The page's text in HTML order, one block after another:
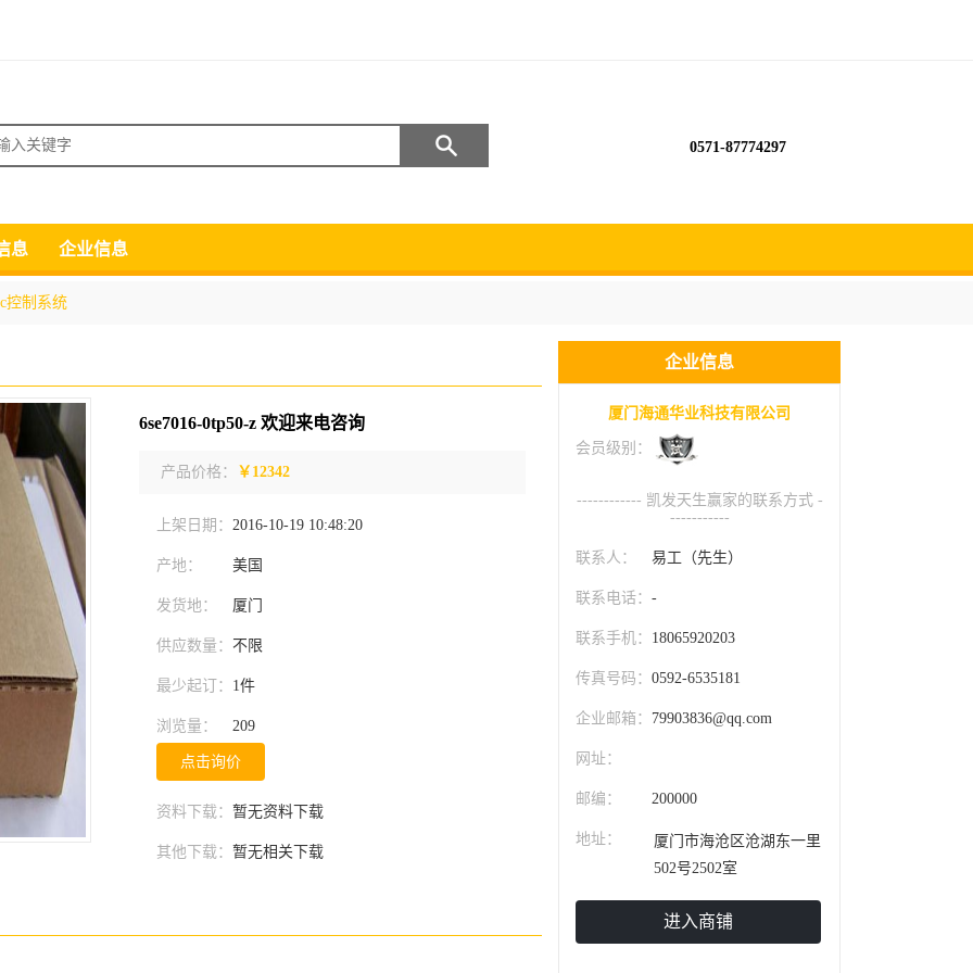
索 0571-87774297
息 企业信息
控制系统
6se7016-0tp50-z 欢迎来电咨询
产品价格： ￥12342
上架日期： 2016-10-19 10:48:20
产地： 美国
发货地： 厦门
供应数量： 不限
最少起订： 1件
浏览量： 209
点击询价
资料下载： 暂无资料下载
其他下载： 暂无相关下载
企业信息
厦门海通华业科技有限公司
会员级别：
------------ 凯发天生赢家的联系方式 -
-----------
联系人： 易工（先生）
联系电话： -
联系手机： 18065920203
传真号码： 0592-6535181
企业邮箱： 79903836@qq.com
网址：
邮编： 200000
地址：
厦门市海沧区沧湖东一里
502号2502室
进入商铺